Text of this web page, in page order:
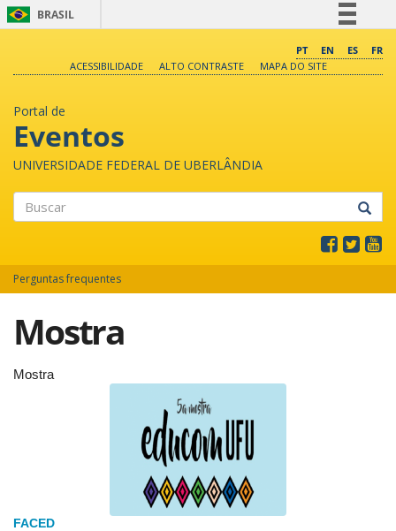
BRASIL
Comunica BR
PT EN ES
FR
ACESSIBILIDADE
ALTO CONTRASTE MAPA DO SITE
Portal de
Eventos
UNIVERSIDADE FEDERAL DE UBERLÂNDIA
Perguntas frequentes
Mostra
Mostra
FACED